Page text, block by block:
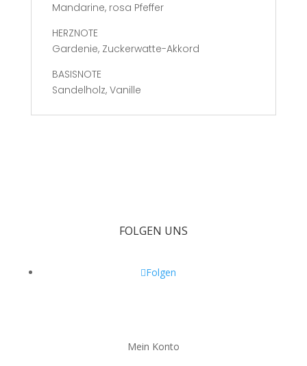
Mandarine, rosa Pfeffer
HERZNOTE
Gardenie, Zuckerwatte-Akkord
BASISNOTE
Sandelholz, Vanille
FOLGEN UNS
Folgen
Mein Konto